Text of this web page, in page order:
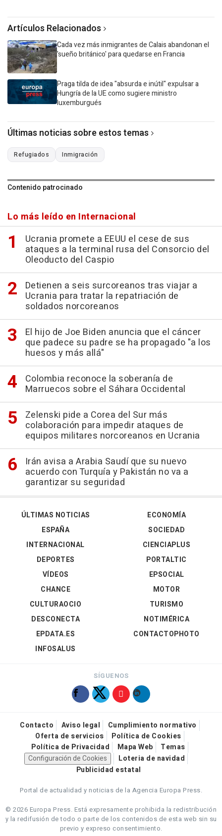
Artículos Relacionados
Cada vez más inmigrantes de Calais abandonan el
'sueño británico' para quedarse en Francia
Praga tilda de idea "absurda e inútil" expulsar a
Hungría de la UE como sugiere ministro
luxemburgués
Últimas noticias sobre estos temas
Refugiados Inmigración
Contenido patrocinado
Lo más leído en Internacional
Ucrania promete a EEUU el cese de sus
ataques a la terminal rusa del Consorcio del
Oleoducto del Caspio
Detienen a seis surcoreanos tras viajar a
Ucrania para tratar la repatriación de
soldados norcoreanos
El hijo de Joe Biden anuncia que el cáncer
que padece su padre se ha propagado "a los
huesos y más allá"
Colombia reconoce la soberanía de
Marruecos sobre el Sáhara Occidental
Zelenski pide a Corea del Sur más
colaboración para impedir ataques de
equipos militares norcoreanos en Ucrania
Irán avisa a Arabia Saudí que su nuevo
acuerdo con Turquía y Pakistán no va a
garantizar su seguridad
ÚLTIMAS NOTICIAS
ESPAÑA
INTERNACIONAL
DEPORTES
VÍDEOS
ECONOMÍA
SOCIEDAD
CIENCIAPLUS
PORTALTIC
EPSOCIAL
CHANCE
CULTURAOCIO
DESCONECTA
EPDATA.ES
INFOSALUS
MOTOR
TURISMO
NOTIMÉRICA
CONTACTOPHOTO
SÍGUENOS
Contacto Aviso legal
Cumplimiento normativo
Oferta de servicios
Política de Cookies
Política de Privacidad
Mapa Web
Temas
Configuración de Cookies
Loteria de navidad
Publicidad estatal
Portal de actualidad y noticias de la Agencia Europa Press.
© 2026 Europa Press. Está expresamente prohibida la redistribución
y la redifusión de todo o parte de los contenidos de esta web sin su
previo y expreso consentimiento.